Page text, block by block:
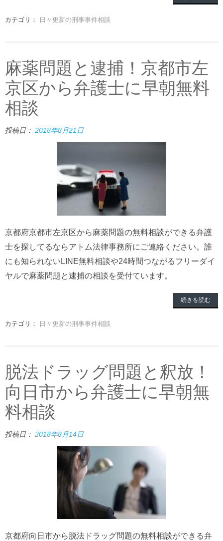
カテゴリ： 日々更新の刑事事件相談
麻薬問題と逮捕！京都市左
京区から弁護士に早朝無料
相談
投稿日： 2018年8月21日
京都府京都市左京区から麻薬問題の無料相談ができる弁護
士を探してるならアトム法律事務所にご連絡ください。誰
にも知られないLINE無料相談や24時間つながるフリーダイ
ヤルで麻薬問題と逮捕の相談を受付ています。
続きを読む
カテゴリ： 日々更新の刑事事件相談
脱法ドラッグ問題と釈放！
向日市から弁護士に早朝無
料相談
投稿日： 2018年8月14日
京都府向日市から脱法ドラッグ問題の無料相談ができる弁